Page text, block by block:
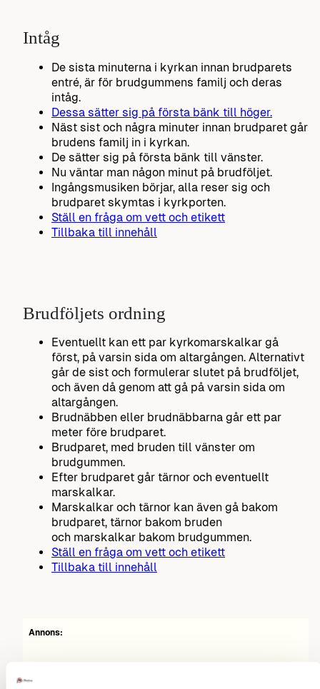
Intåg
De sista minuterna i kyrkan innan brudparets
entré, är för brudgummens familj och deras
intåg.
Dessa sätter sig på första bänk till höger.
Näst sist och några minuter innan brudparet går
brudens familj in i kyrkan.
De sätter sig på första bänk till vänster.
Nu väntar man någon minut på brudföljet.
Ingångsmusiken börjar, alla reser sig och
brudparet skymtas i kyrkporten.
Ställ en fråga om vett och etikett
Tillbaka till innehåll
Brudföljets ordning
Eventuellt kan ett par kyrkomarskalkar gå
först, på varsin sida om altargången. Alternativt
går de sist och formulerar slutet på brudföljet,
och även då genom att gå på varsin sida om
altargången.
Brudnäbben eller brudnäbbarna går ett par
meter före brudparet.
Brudparet, med bruden till vänster om
brudgummen.
Efter brudparet går tärnor och eventuellt
marskalkar.
Marskalkar och tärnor kan även gå bakom
brudparet, tärnor bakom bruden
och marskalkar bakom brudgummen.
Ställ en fråga om vett och etikett
Tillbaka till innehåll
Annons: